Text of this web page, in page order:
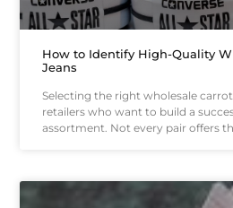
How to Identify High-Quality
Jeans
Selecting the right wholesale
retailers who want to build a
assortment. Not every pair offers